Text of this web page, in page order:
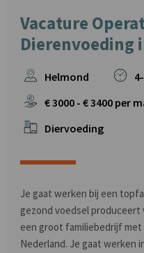
Vacature
Dierenvoeding
Helmond
€3000 - €3400 per
Diervoeding
Je gaat werken bij een
gezond voedsel
een groot familiebedrijf
Nederland. Je gaat werken